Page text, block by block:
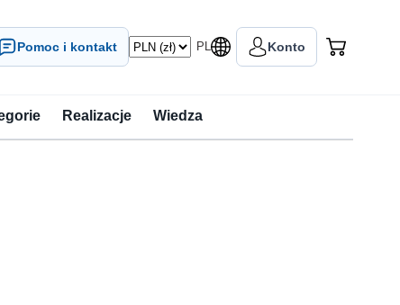
Pomoc i kontakt PL Konto
Realizacje Wiedza